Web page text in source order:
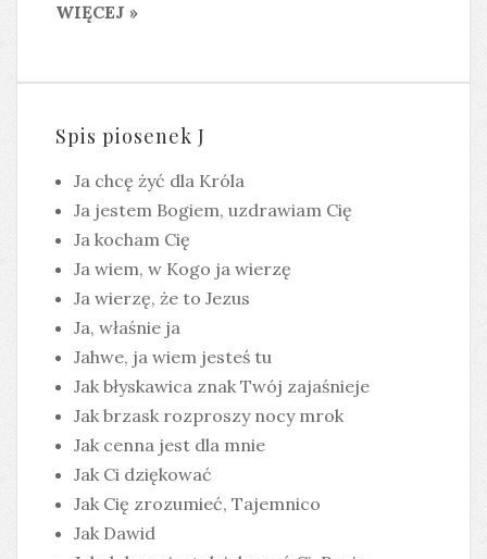
WIĘCEJ »
Spis piosenek J
Ja chcę żyć dla Króla
Ja jestem Bogiem, uzdrawiam Cię
Ja kocham Cię
Ja wiem, w Kogo ja wierzę
Ja wierzę, że to Jezus
Ja, właśnie ja
Jahwe, ja wiem jesteś tu
Jak błyskawica znak Twój zajaśnieje
Jak brzask rozproszy nocy mrok
Jak cenna jest dla mnie
Jak Ci dziękować
Jak Cię zrozumieć, Tajemnico
Jak Dawid